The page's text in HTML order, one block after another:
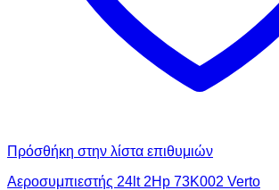
Πρόσθήκη στην λίστα επιθυμιών
Αεροσυμπιεστής 24lt 2Hp 73K002 Verto